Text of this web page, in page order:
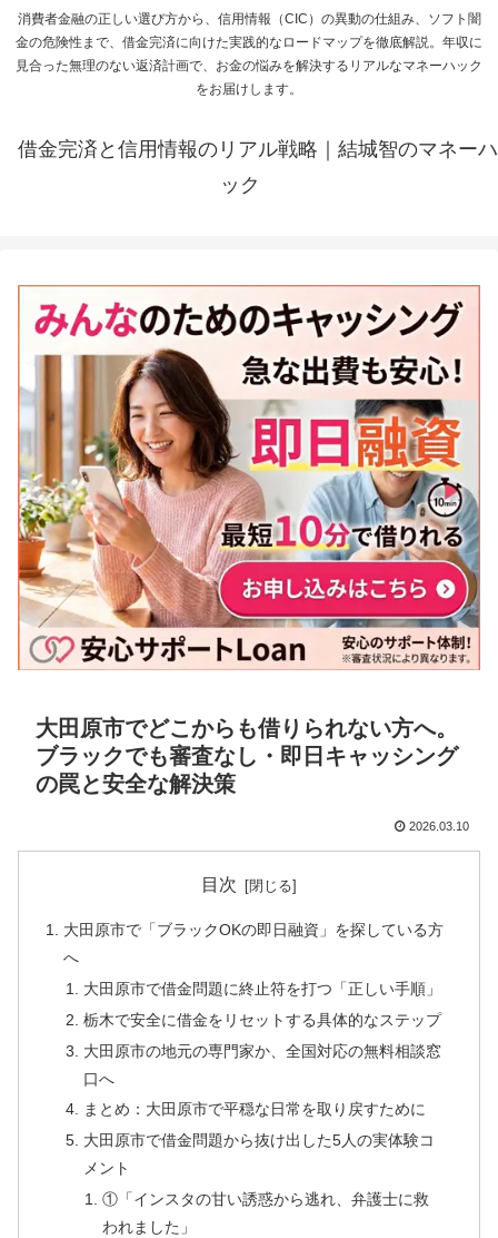
消費者金融の正しい選び方から、信用情報（CIC）の異動の仕組み、ソフト闇
金の危険性まで、借金完済に向けた実践的なロードマップを徹底解説。年収に
見合った無理のない返済計画で、お金の悩みを解決するリアルなマネーハック
をお届けします。
借金完済と信用情報のリアル戦略｜結城智のマネーハ
ック
大田原市でどこからも借りられない方へ。
ブラックでも審査なし・即日キャッシング
の罠と安全な解決策
2026.03.10
目次
大田原市で「ブラックOKの即日融資」を探している方
へ
大田原市で借金問題に終止符を打つ「正しい手順」
栃木で安全に借金をリセットする具体的なステップ
大田原市の地元の専門家か、全国対応の無料相談窓
口へ
まとめ：大田原市で平穏な日常を取り戻すために
大田原市で借金問題から抜け出した5人の実体験コ
メント
①「インスタの甘い誘惑から逃れ、弁護士に救
われました」